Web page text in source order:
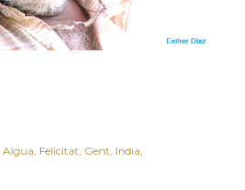
Aigua Felicitat Gent India